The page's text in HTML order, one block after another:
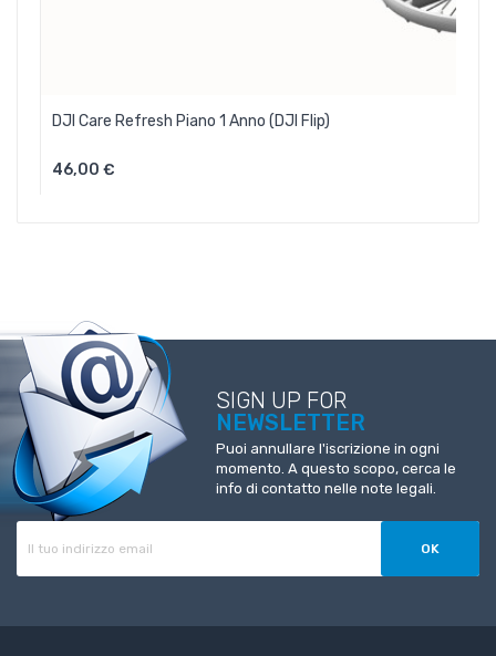
DJI Care Refresh Piano 1 Anno (DJI Flip)
46,00 €Aggiungi Al Carrello
SIGN UP FOR
NEWSLETTER
Puoi annullare l'iscrizione in ogni
momento. A questo scopo, cerca le
info di contatto nelle note legali.